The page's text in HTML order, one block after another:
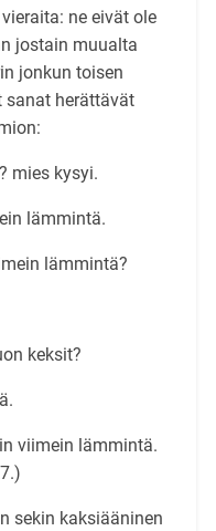
ne eivät ole
jostain muualta
jonkun toisen
sanat herättävät
mies kysyi.
lämmintä.
lämmintä?
keksit?
viimein lämmintä.
sekin kaksiääninen